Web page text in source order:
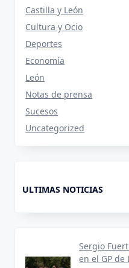
Castilla y León
Cultura y Ocio
Deportes
Economía
León
Notas de prensa
Sucesos
Uncategorized
ULTIMAS NOTICIAS
Sergio
en el GP de